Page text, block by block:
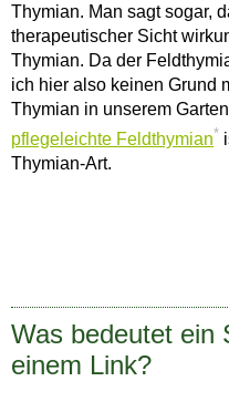
Thymian. Man sagt sogar,
therapeutischer Sicht
Thymian. Da der
ich hier also keinen Grund
Thymian in unserem
pflegeleichte Feldthymian*
Thymian-Art.
Was bedeutet ein
einem Link?